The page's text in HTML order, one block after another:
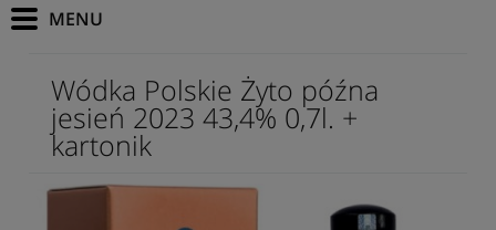
Wódka Polskie Żyto późna
jesień 2023 43,4% 0,7l. +
kartonik